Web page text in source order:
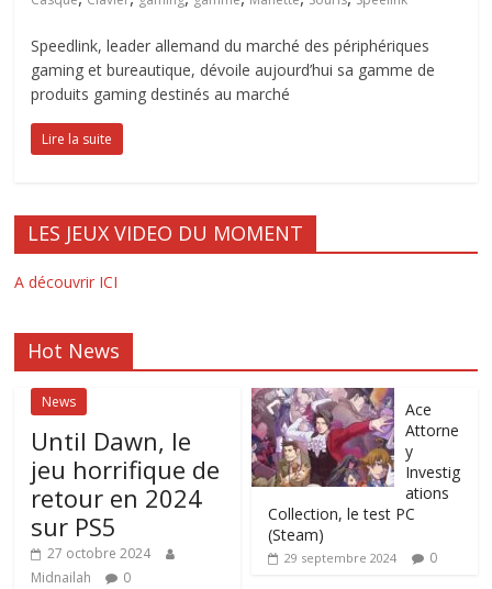
Speedlink, leader allemand du marché des périphériques
gaming et bureautique, dévoile aujourd’hui sa gamme de
produits gaming destinés au marché
Lire la suite
LES JEUX VIDEO DU MOMENT
A découvrir ICI
Hot News
News
Until Dawn, le
jeu horrifique de
retour en 2024
sur PS5
27 octobre 2024
Midnailah
0
Ace
Attorne
y
Investig
ations
Collection, le test PC
(Steam)
29 septembre 2024 0